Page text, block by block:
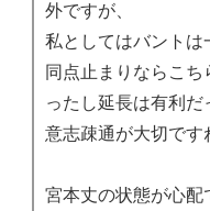
外ですが、
私としてはバントは
同点止まりならこ
ったし延長は有利だ
意志疎通が大切です
宮本丈の状態が心配